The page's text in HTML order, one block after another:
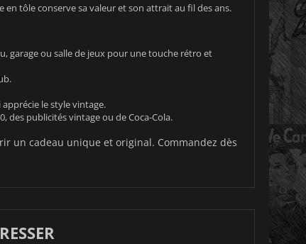
tôle conserve sa valeur et son attrait au fil des ans.
garage ou salle de jeux pour une touche rétro et
le style vintage.
des publicités vintage ou de Coca-Cola.
un cadeau unique et original. Commandez dès